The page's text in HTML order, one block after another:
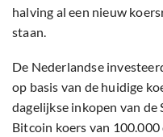
halving al een nieuw
staan.
De Nederlandse
op basis van de huidige
dagelijkse inkopen van de
Bitcoin koers van